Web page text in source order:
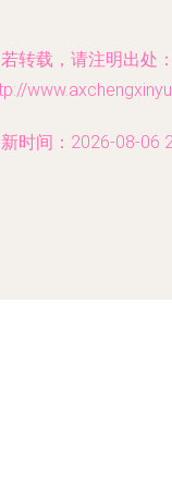
转载，请注明出处：
时间：2026-08-06